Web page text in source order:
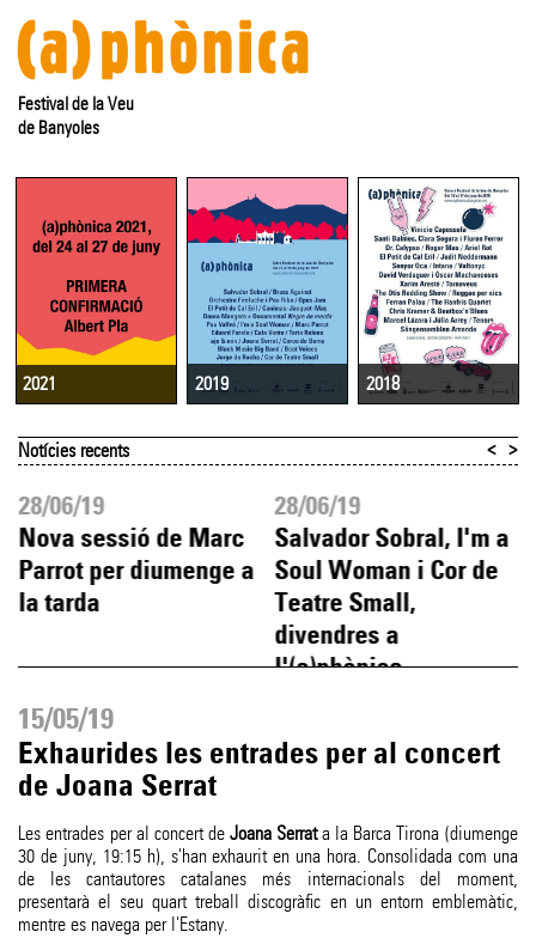
Festival de la Veu
de Banyoles
2021 2019 2018
Notícies recents
28/06/19
Nova sessió de Marc
Parrot per diumenge a
la tarda
28/06/19
Salvador Sobral, I'm a
Soul Woman i Cor de
Teatre Small,
divendres a
l'(a)phònica
< >
15/05/19
Exhaurides les entrades per al concert
de Joana Serrat
Les entrades per al concert de Joana Serrata la Barca Tirona (diumenge
30 de juny, 19:15 h), s'han exhaurit en una hora. Consolidada com una
de les cantautores catalanes més internacionals del moment,
presentarà el seu quart treball discogràfic en un entorn emblemàtic,
mentre es navega per l'Estany.